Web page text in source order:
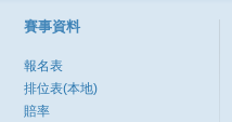
賽事資料
報名表
排位表(本地)
賠率